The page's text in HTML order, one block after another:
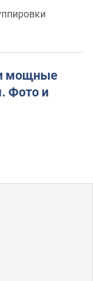
мощные
Фото и